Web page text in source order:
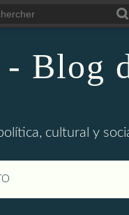
Blog
cultural y